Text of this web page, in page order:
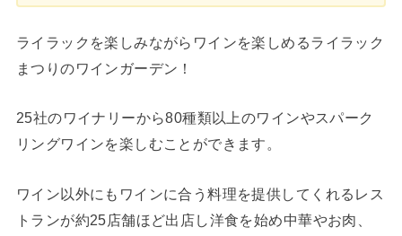
ライラックを楽しみながらワインを楽しめるライラック
まつりのワインガーデン！
25社のワイナリーから80種類以上のワインやスパーク
リングワインを楽しむことができます。
ワイン以外にもワインに合う料理を提供してくれるレス
トランが約25店舗ほど出店し洋食を始め中華やお肉、